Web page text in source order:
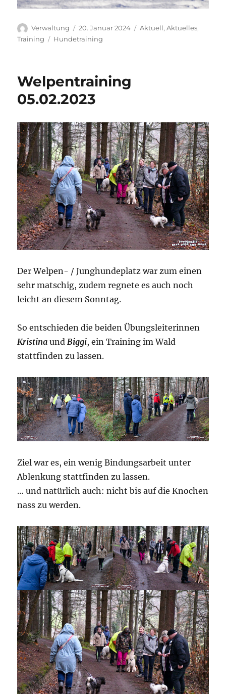
Autor
Verwaltung
Veröffentlicht
am
20. Januar 2024 Kategorien
Aktuell,Aktuelles,
Training
Schlagwörter
Hundetraining
Welpentraining
05.02.2023
Der Welpen- / Junghundeplatz war zum einen
sehr matschig, zudem regnete es auch noch
leicht an diesem Sonntag.
So entschieden die beiden Übungsleiterinnen
KristinaundBiggi, ein Training im Wald
stattfinden zu lassen.
Ziel war es, ein wenig Bindungsarbeit unter
Ablenkung stattfinden zu lassen.
… und natürlich auch: nicht bis auf die Knochen
nass zu werden.